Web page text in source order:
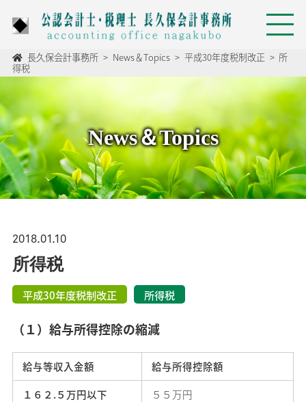
長久保会計事務所 > News＆Topics > 平成30年度税制改正 > 所
得税
News＆Topics
2018.01.10
所得税
平成30年度税制改正 所得税
（１）給与所得控除の縮減
給与等収入金額
給与所得控除額
１６２.５万円以下
５５万円